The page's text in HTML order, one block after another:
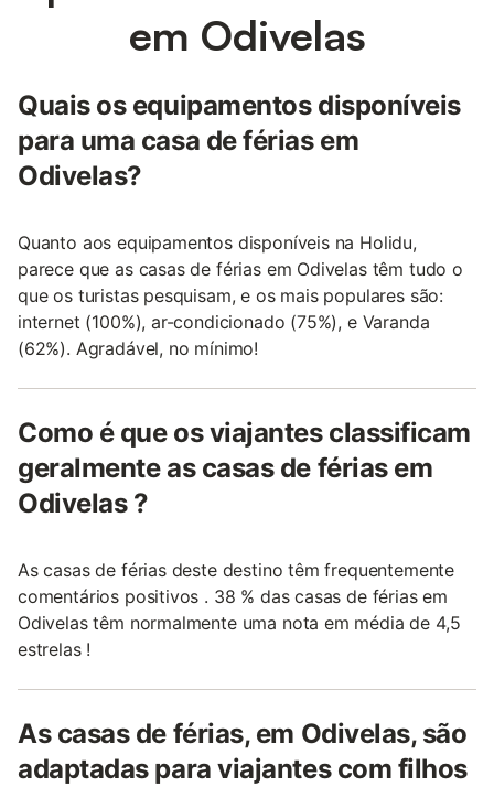
em Odivelas
Quais os equipamentos disponíveis
para uma casa de férias em
Odivelas?
Quanto aos equipamentos disponíveis na Holidu,
parece que as casas de férias em Odivelas têm tudo o
que os turistas pesquisam, e os mais populares são:
internet (100%), ar-condicionado (75%), e Varanda
(62%). Agradável, no mínimo!
Como é que os viajantes classificam
geralmente as casas de férias em
Odivelas ?
As casas de férias deste destino têm frequentemente
comentários positivos . 38 % das casas de férias em
Odivelas têm normalmente uma nota em média de 4,5
estrelas !
As casas de férias, em Odivelas, são
adaptadas para viajantes com filhos